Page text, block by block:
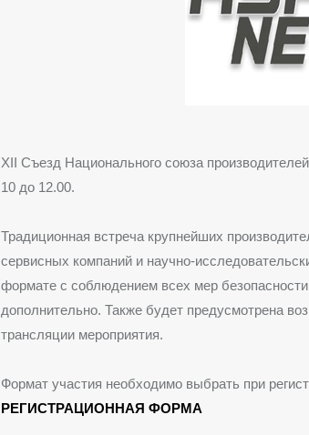
XII Съезд Национального союза
10 до 12.00.
Традиционная встреча крупнейших
сервисных компаний и научно-
формате с соблюдением всех мер
дополнительно. Также будет предусмотрена
трансляции мероприятия.
Формат участия необходимо выбрать при
РЕГИСТРАЦИОННАЯ ФОРМА